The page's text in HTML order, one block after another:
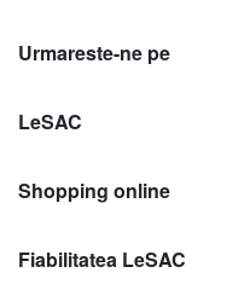
Urmareste-ne pe
LeSAC
Shopping online
Fiabilitatea LeSAC